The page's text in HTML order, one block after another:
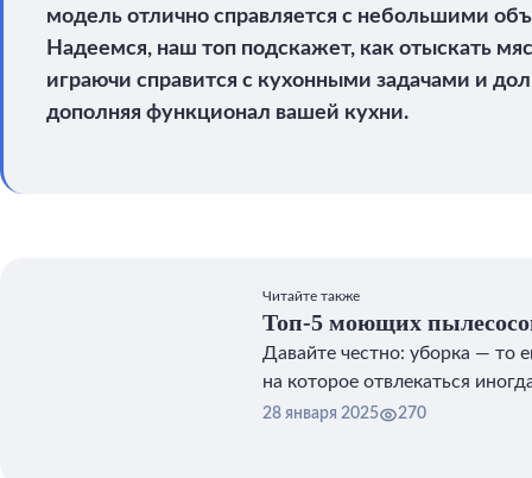
модель отлично справляется с небольшими
Надеемся, наш топ подскажет, как отыскать
играючи справится с кухонными задачами и
дополняя функционал вашей кухни.
Читайте также
Топ-5 моющих
Давайте честно: уборка — то
на которое отвлекаться
28 января 2025 270